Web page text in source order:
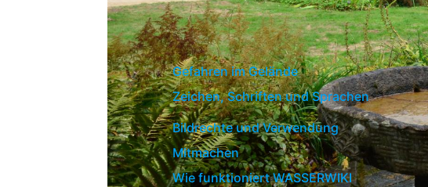
Gefahren im Gelände
Zeichen, Schriften und Sprachen
Bildrechte und Verwendung
Mitmachen
Wie funktioniert WASSERWIKI